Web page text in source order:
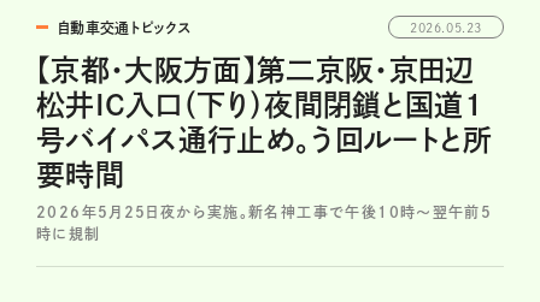
自動車交通トピックス 2026.05.23
【京都・大阪方面】第二京阪・京田辺
松井IC入口（下り）夜間閉鎖と国道1
号バイパス通行止め。う回ルートと所
要時間
2026年5月25日夜から実施。新名神工事で午後10時～翌午前5
時に規制